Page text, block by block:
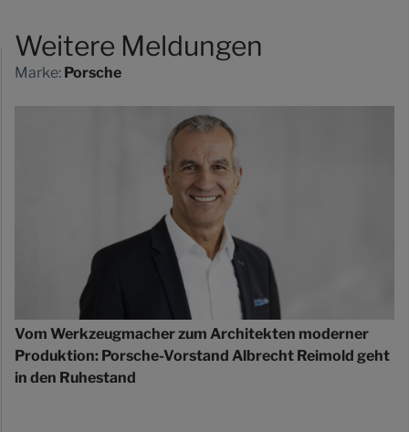
Weitere Meldungen
Marke: Porsche
Vom Werkzeugmacher zum Architekten moderner
Produktion: Porsche-Vorstand Albrecht Reimold geht
in den Ruhestand